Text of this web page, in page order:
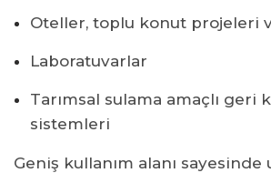
Oteller, toplu konut projeleri
Laboratuvarlar
Tarımsal sulama amaçlı geri
sistemleri
Geniş kullanım alanı